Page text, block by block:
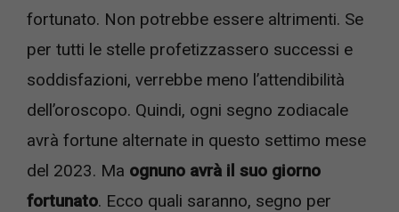
fortunato. Non potrebbe essere altrimenti. Se
per tutti le stelle profetizzassero successi e
soddisfazioni, verrebbe meno l’attendibilità
dell’oroscopo. Quindi, ogni segno zodiacale
avrà fortune alternate in questo settimo mese
del 2023. Ma ognuno avrà il suo giorno
fortunato. Ecco quali saranno, segno per